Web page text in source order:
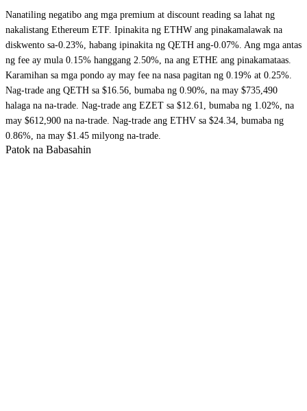
Nanatiling negatibo ang mga premium at discount reading sa lahat ng
nakalistang Ethereum ETF. Ipinakita ng ETHW ang pinakamalawak na
diskwento sa-0.23%, habang ipinakita ng QETH ang-0.07%. Ang mga antas
ng fee ay mula 0.15% hanggang 2.50%, na ang ETHE ang pinakamataas.
Karamihan sa mga pondo ay may fee na nasa pagitan ng 0.19% at 0.25%.
Nag-trade ang QETH sa $16.56, bumaba ng 0.90%, na may $735,490
halaga na na-trade. Nag-trade ang EZET sa $12.61, bumaba ng 1.02%, na
may $612,900 na na-trade. Nag-trade ang ETHV sa $24.34, bumaba ng
0.86%, na may $1.45 milyong na-trade.
Patok na Babasahin